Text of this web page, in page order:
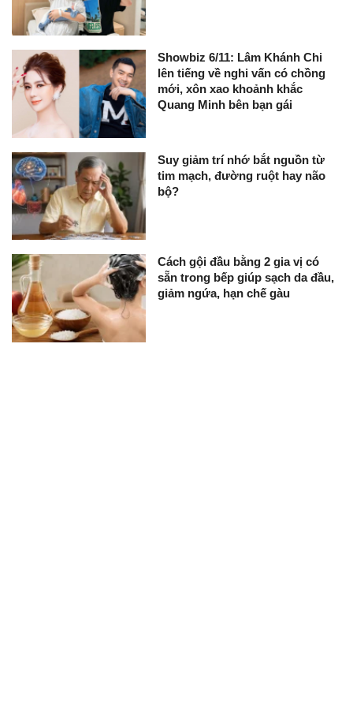
Showbiz 6/11: Lâm Khánh Chi
lên tiếng về nghi vấn có chồng
mới, xôn xao khoảnh khắc
Quang Minh bên bạn gái
Suy giảm trí nhớ bắt nguồn từ
tim mạch, đường ruột hay não
bộ?
Cách gội đầu bằng 2 gia vị có
sẵn trong bếp giúp sạch da đầu,
giảm ngứa, hạn chế gàu